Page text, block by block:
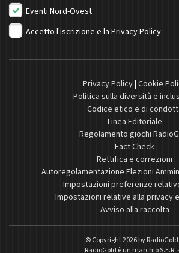
Eventi Nord-Ovest
Accetto l'iscrizione e la Privacy Policy
Privacy Policy| Cookie
Politica sulla diversità e
Codice etico e di
Linea Editoriale
Regolamento giochi
Fact Check
Rettifica e correzioni
Autoregolamentazione Elezioni
Impostazioni preferenze
Impostazioni relative alla privacy
Avviso alla raccolta
© Copyright 2026 by
RadioGold è un marchio S.E.R.